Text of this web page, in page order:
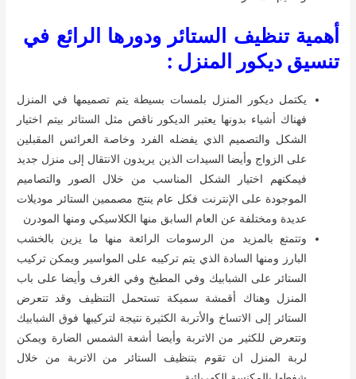
أهمية تنظيف الستائر ودورها الرائع في
تنسيق ديكور المنزل :
يكتمل ديكور المنزل بلمسات بسيطة يتم تصميمها في المنزل
فهناك أشياء بدونها يعتبر الديكور ناقص مثل الستائر بيتم اختيار
الشكل والتصميم الذي يفضله الفرد وخاصة العرائس المقبلين
على الزواج وأيضا السيدات الذين يريدون الانتقال إلى منزل جديد
فيمكنهم اختيار الشكل المناسب من خلال الصور والتصاميم
الموجودة على الإنترنت فكل عام ينتج مصممين الستائر موديلات
عديدة ومختلفة عن العام السابق منها الكلاسيكي ومنها المودرن
وتتمتع بالمزيد من الرسومات الرائعة منها ما يزين بالخشب
البارز ومنها السادة الذي يتم تركيبه على المواسير ويمكن تركيب
الستائر على الشبابيك وفي المطبخ وفي الغرف وأيضا على باب
المنزل وهناك أقمشة سميكة تستحمل التنظيف وقد تتعرض
الستائر إلى الاتساخ والأتربة الكثيرة نتيجة لتركيبها فوق الشبابيك
وتتعرض للكثير من الاتربة وأيضا أشعة الشمس الضارة ويمكن
لربة المنزل ان تقوم بتنظيف الستائر من الاتربة من خلال